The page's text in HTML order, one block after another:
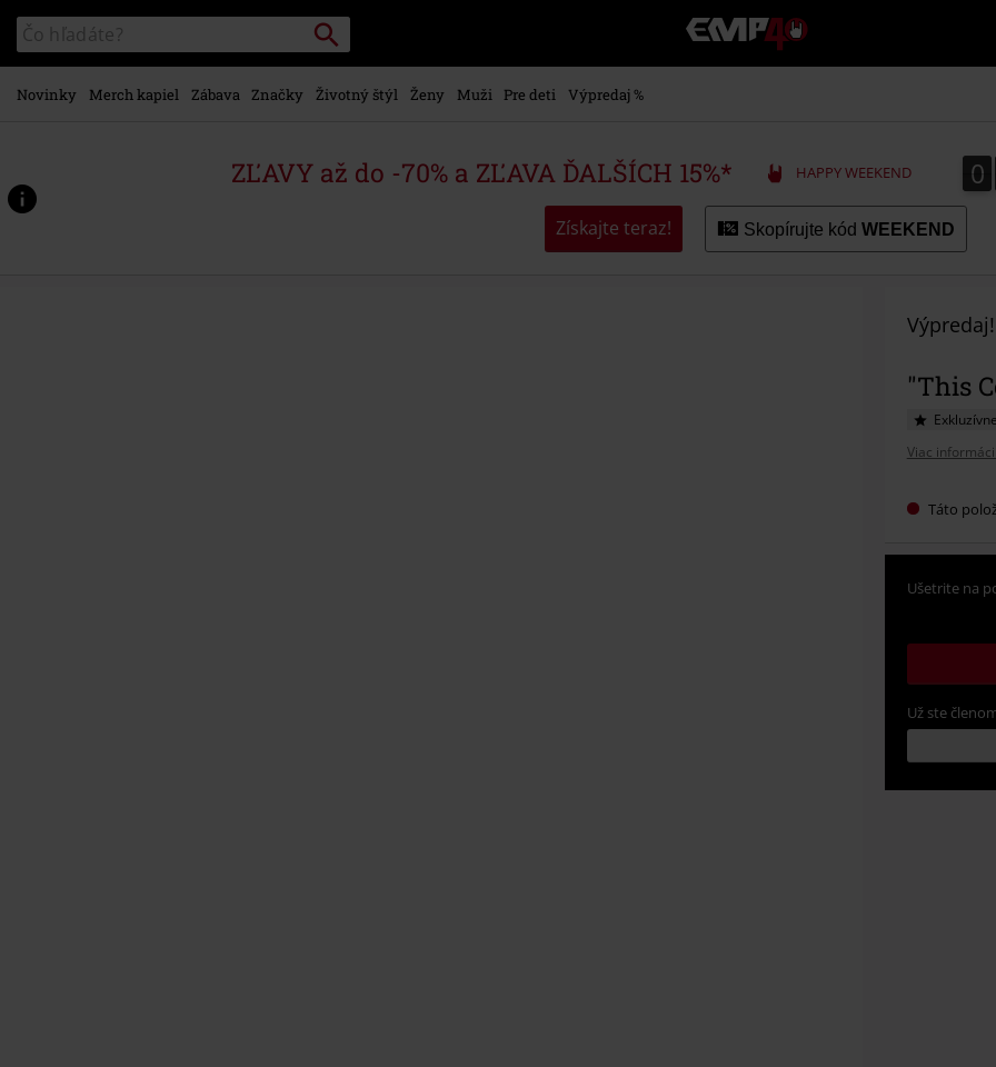
na
hlavný
obsah
Katalóg
vyhľadávania
Vyhľadávanie
EMP
-
Hudba,
Merch
hráčov,
Alternatívna
Novinky Merch kapiel Zábava Značky Životný štýl Ženy Muži Pre deti Výpredaj %
ZĽAVY až do -70% a ZĽAVA ĎALŠÍCH 15%* HAPPY WEEKEND 0
0
Získajte teraz! Skopírujte kód WEEKEND
Výpredaj!
"This
Exkluzívne
Viac
Táto
Ušetrite na
Už ste